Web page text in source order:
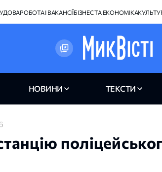
РОБОТА І ВАКАНСІЇБІЗНЕС ТА ЕКОНОМІКА
НОВИНИ ТЕКСТИ